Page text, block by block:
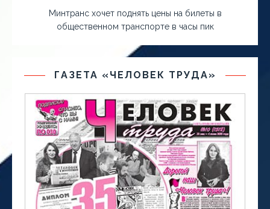
Минтранс хочет поднять цены на билеты в
общественном транспорте в часы пик
ГАЗЕТА «ЧЕЛОВЕК ТРУДА»